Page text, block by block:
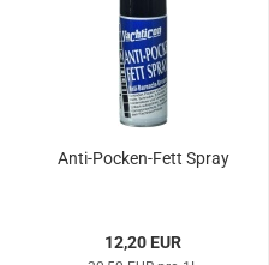
Anti-​Pocken-​Fett Spray
12,20 EUR